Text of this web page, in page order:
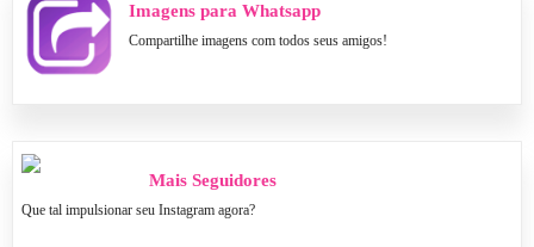
Imagens para Whatsapp
Compartilhe imagens com todos seus amigos!
Mais Seguidores
Que tal impulsionar seu Instagram agora?